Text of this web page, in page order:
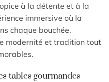
à la détente et à la
immersive où la
chaque bouchée,
modernité et tradition tout
tables gourmandes